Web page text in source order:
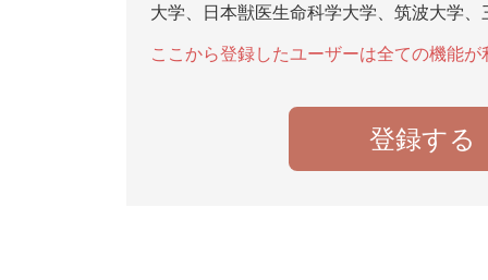
大学、日本獣医生命科学大学、筑波大学
ここから登録したユーザーは全ての機能が
登録する